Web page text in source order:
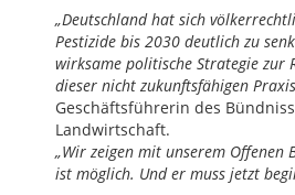
„Deutschland hat sich
Pestizide bis 2030 deutlich zu
wirksame politische Strategie zur
dieser nicht zukunftsfähigen
Geschäftsführerin des
Landwirtschaft.
„Wir zeigen mit unserem Offenen
ist möglich. Und er muss jetzt